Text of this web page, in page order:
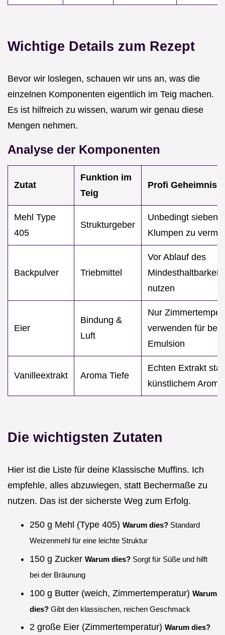
Wichtige Details zum Rezept
Bevor wir loslegen, schauen wir uns an, was die
einzelnen Komponenten eigentlich im Teig machen.
Es ist hilfreich zu wissen, warum wir genau diese
Mengen nehmen.
Analyse der Komponenten
Zutat
Funktion im
Teig
Profi Geheimnis
Mehl Type
405
Strukturgeber
Unbedingt sieben,
Klumpen zu
Backpulver Triebmittel
Vor Ablauf des
nutzen
Eier
Bindung &
Luft
Nur
verwenden für
Emulsion
Vanilleextrakt Aroma Tiefe
Echten Extrakt
künstlichem
Die wichtigsten Zutaten
Hier ist die Liste für deine Klassische Muffins. Ich
empfehle, alles abzuwiegen, statt Bechermaße zu
nutzen. Das ist der sicherste Weg zum Erfolg.
250 g Mehl (Type 405) Warum dies? Standard
Weizenmehl für eine leichte Struktur
150 g Zucker Warum dies? Sorgt für Süße und hilft
bei der Bräunung
100 g Butter (weich, Zimmertemperatur) Warum
dies? Gibt den klassischen, reichen Geschmack
2 große Eier (Zimmertemperatur) Warum dies?